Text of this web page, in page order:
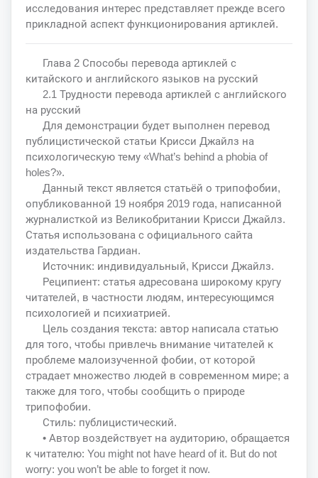
исследования интерес представляет прежде всего
прикладной аспект функционирования артиклей.
Глава 2 Способы перевода артиклей с
китайского и английского языков на русский
2.1 Трудности перевода артиклей с английского
на русский
Для демонстрации будет выполнен перевод
публицистической статьи Крисси Джайлз на
психологическую тему «What’s behind a phobia of
holes?».
Данный текст является статьёй о трипофобии,
опубликованной 19 ноября 2019 года, написанной
журналисткой из Великобритании Крисси Джайлз.
Статья использована с официального сайта
издательства Гардиан.
Источник: индивидуальный, Крисси Джайлз.
Реципиент: статья адресована широкому кругу
читателей, в частности людям, интересующимся
психологией и психиатрией.
Цель создания текста: автор написала статью
для того, чтобы привлечь внимание читателей к
проблеме малоизученной фобии, от которой
страдает множество людей в современном мире; а
также для того, чтобы сообщить о природе
трипофобии.
Стиль: публицистический.
• Автор воздействует на аудиторию, обращается
к читателю: You might not have heard of it. But do not
worry: you won’t be able to forget it now.